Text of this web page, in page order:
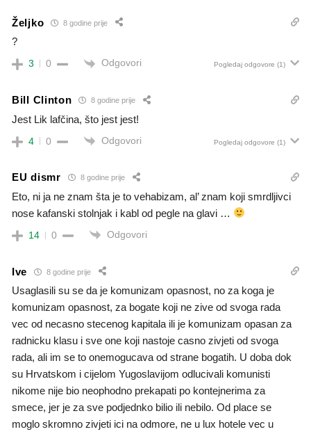
Željko 8 godine prije
?
3 0 Odgovori Pogledaj odgovore (1)
Bill Clinton 8 godine prije
Jest Lik lafčina, što jest jest!
4 0 Odgovori Pogledaj odgovore (1)
EU dismr 8 godine prije
Eto, ni ja ne znam šta je to vehabizam, al’ znam koji smrdljivci
nose kafanski stolnjak i kabl od pegle na glavi …
14 0 Odgovori
Ive 8 godine prije
Usaglasili su se da je komunizam opasnost, no za koga je
komunizam opasnost, za bogate koji ne zive od svoga rada
vec od necasno stecenog kapitala ili je komunizam opasan za
radnicku klasu i sve one koji nastoje casno zivjeti od svoga
rada, ali im se to onemogucava od strane bogatih. U doba dok
su Hrvatskom i cijelom Yugoslavijom odlucivali komunisti
nikome nije bio neophodno prekapati po kontejnerima za
smece, jer je za sve podjednko bilio ili nebilo. Od place se
moglo skromno zivjeti ici na odmore, ne u lux hotele vec u